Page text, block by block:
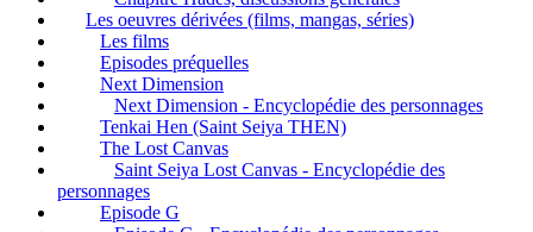
Les oeuvres dérivées (films, mangas, séries)
Les films
Episodes préquelles
Next Dimension
Next Dimension - Encyclopédie des personnages
Tenkai Hen (Saint Seiya THEN)
The Lost Canvas
Saint Seiya Lost Canvas - Encyclopédie des
personnages
Episode G